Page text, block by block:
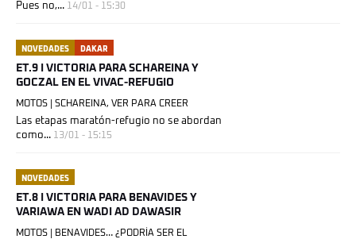
Pues no,... 14/01 - 15:30
NOVEDADES DAKAR
ET.9 I VICTORIA PARA SCHAREINA Y
GOCZAL EN EL VIVAC-REFUGIO
MOTOS | SCHAREINA, VER PARA CREER
Las etapas maratón-refugio no se abordan
como... 13/01 - 15:15
NOVEDADES
ET.8 I VICTORIA PARA BENAVIDES Y
VARIAWA EN WADI AD DAWASIR
MOTOS | BENAVIDES… ¿PODRÍA SER EL